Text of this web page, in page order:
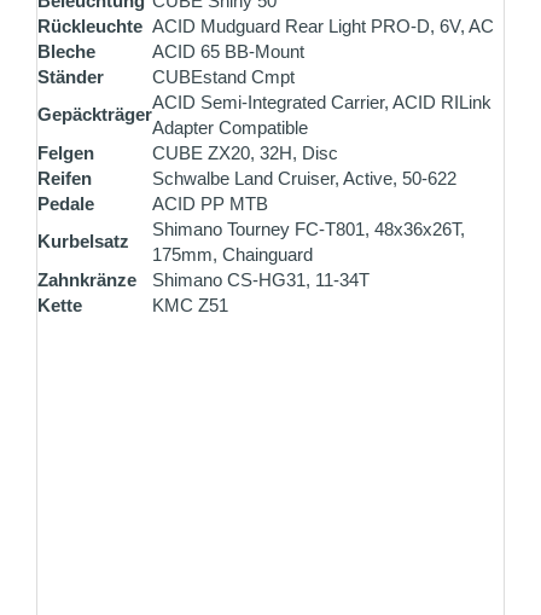
Rückleuchte ACID Mudguard Rear Light PRO-D, 6V, AC
Bleche
ACID 65 BB-Mount
Ständer
CUBEstand Cmpt
Gepäckträger
ACID Semi-Integrated Carrier, ACID RILink
Adapter Compatible
Felgen
CUBE ZX20, 32H, Disc
Reifen
Schwalbe Land Cruiser, Active, 50-622
Pedale
ACID PP MTB
Kurbelsatz
Shimano Tourney FC-T801, 48x36x26T,
175mm, Chainguard
Zahnkränze
Shimano CS-HG31, 11-34T
Kette
KMC Z51